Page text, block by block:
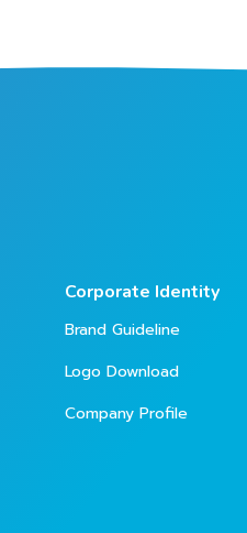
Corporate Identity
Brand Guideline
Logo Download
Company Profile